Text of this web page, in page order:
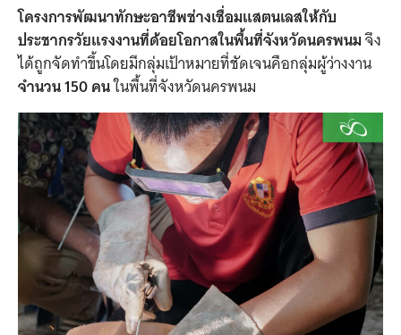
โครงการพัฒนาทักษะอาชีพช่างเชื่อมแสตนเลสให้กับ
ประชากรวัยแรงงานที่ด้อยโอกาสในพื้นที่จังหวัดนครพนมจึง
ได้ถูกจัดทำขึ้นโดยมีกลุ่มเป้าหมายที่ชัดเจนคือกลุ่มผู้ว่างงาน
จำนวน 150 คนในพื้นที่จังหวัดนครพนม